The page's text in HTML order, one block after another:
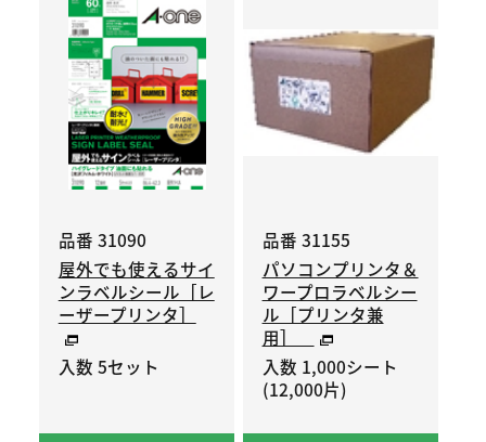
品番 31090
屋外でも使えるサイ
ンラベルシール［レ
ーザープリンタ］
入数 5セット
品番 31155
パソコンプリンタ＆
ワープロラベルシー
ル［プリンタ兼
用］
入数 1,000シート
(12,000片)